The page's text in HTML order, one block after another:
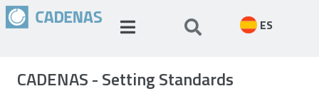
ES
CADENAS - Setting Standards